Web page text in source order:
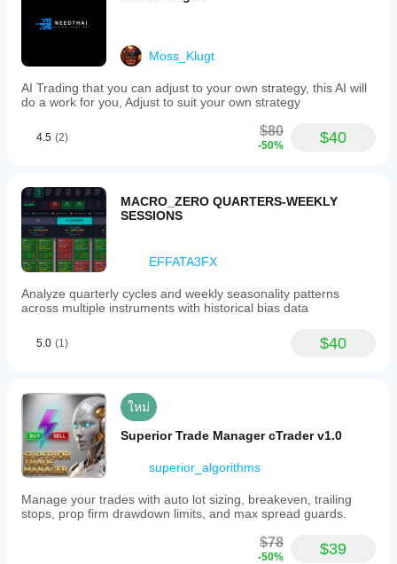
Moss_Klugt
AI Trading that you can adjust to your own strategy, this AI will
do a work for you, Adjust to suit your own strategy
4.5 (2) $80
-50% $40
MACRO_ZERO QUARTERS-WEEKLY
SESSIONS
EFFATA3FX
Analyze quarterly cycles and weekly seasonality patterns
across multiple instruments with historical bias data
5.0 (1) $40
ใหม่
Superior Trade Manager cTrader v1.0
superior_algorithms
Manage your trades with auto lot sizing, breakeven, trailing
stops, prop firm drawdown limits, and max spread guards.
$78
-50% $39